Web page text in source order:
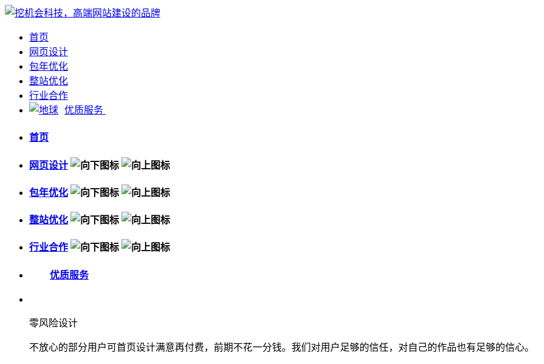
首页
网页设计
包年优化
整站优化
行业合作
优质服务
首页
网页设计
包年优化
整站优化
行业合作
优质服务
零风险设计
不放心的部分用户可首页设计满意再付费，前期不花一分钱。我们对用户足够的信任，对自己的作品也有足够的信心。